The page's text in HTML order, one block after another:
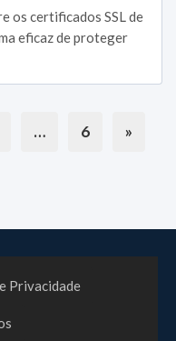
os certificados SSL de
eficaz de proteger
… 6 »
Privacidade